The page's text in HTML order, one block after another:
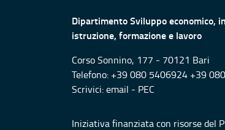
Dipartimento Sviluppo economico,
istruzione, formazione e lavoro
Corso Sonnino, 177 - 70121 Bari
Telefono: +39 080 5406924 +39
Scrivici:email - PEC
Iniziativa finanziata con risorse del